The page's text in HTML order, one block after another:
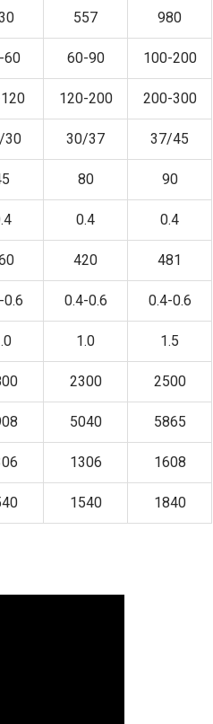
557 980
60 60-90 100-200
120-200 200-300
30 30/37 37/45
80 90
0.4 0.4
420 481
0.6 0.4-0.6 0.4-0.6
1.0 1.5
2300 2500
5040 5865
1306 1608
1540 1840